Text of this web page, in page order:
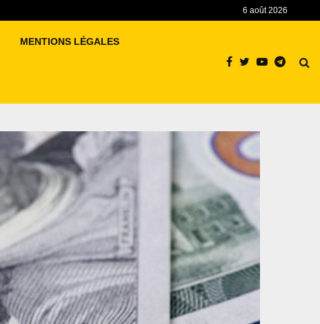
6 août 2026
MENTIONS LÉGALES